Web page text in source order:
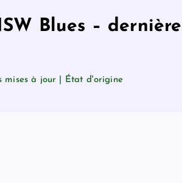
Blues –
mises à jour | État d'origine